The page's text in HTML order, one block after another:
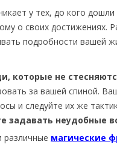
у тех, до кого
о своих
подробности вашей
которые не
за вашей спиной.
и следуйте их же
задавать неудобные
магические